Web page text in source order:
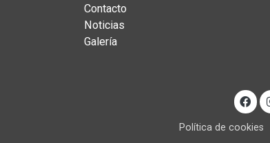
Contacto
Noticias
Galería
Política de cookies